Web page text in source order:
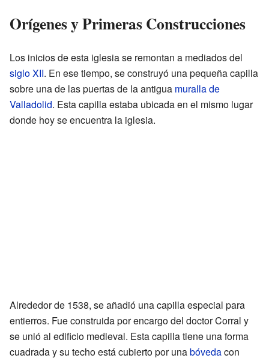
Orígenes y Primeras Construcciones
Los inicios de esta iglesia se remontan a mediados del
siglo XII. En ese tiempo, se construyó una pequeña capilla
sobre una de las puertas de la antigua muralla de
Valladolid. Esta capilla estaba ubicada en el mismo lugar
donde hoy se encuentra la iglesia.
Alrededor de 1538, se añadió una capilla especial para
entierros. Fue construida por encargo del doctor Corral y
se unió al edificio medieval. Esta capilla tiene una forma
cuadrada y su techo está cubierto por unabóvedacon